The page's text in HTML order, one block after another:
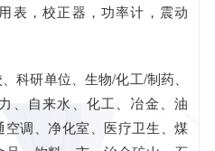
表，校正器，功率计，震动
科研单位、生物/化工/制药、
、自来水、化工、冶金、油
调、净化室、医疗卫生、煤